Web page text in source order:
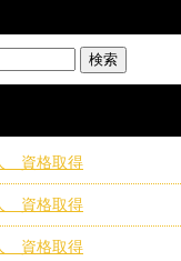
資格取得
資格取得
資格取得